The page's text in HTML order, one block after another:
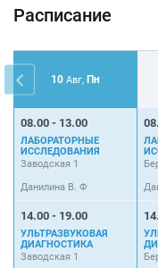
Расписание
10 Авг, Пн
08.00 - 13.00
ЛАБОРАТОРНЫЕ
ИССЛЕДОВАНИЯ
Заводская 1
Данилина В. Ф
14.00 - 19.00
УЛЬТРАЗВУКОВАЯ
ДИАГНОСТИКА
Заводская 1